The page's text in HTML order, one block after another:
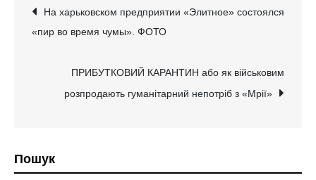
Навігація
записів
На харьковском предприятии «Элитное» состоялся
«пир во время чумы». ФОТО
ПРИБУТКОВИЙ КАРАНТИН або як військовим
розпродають гуманітарний непотріб з «Мрії»
Пошук